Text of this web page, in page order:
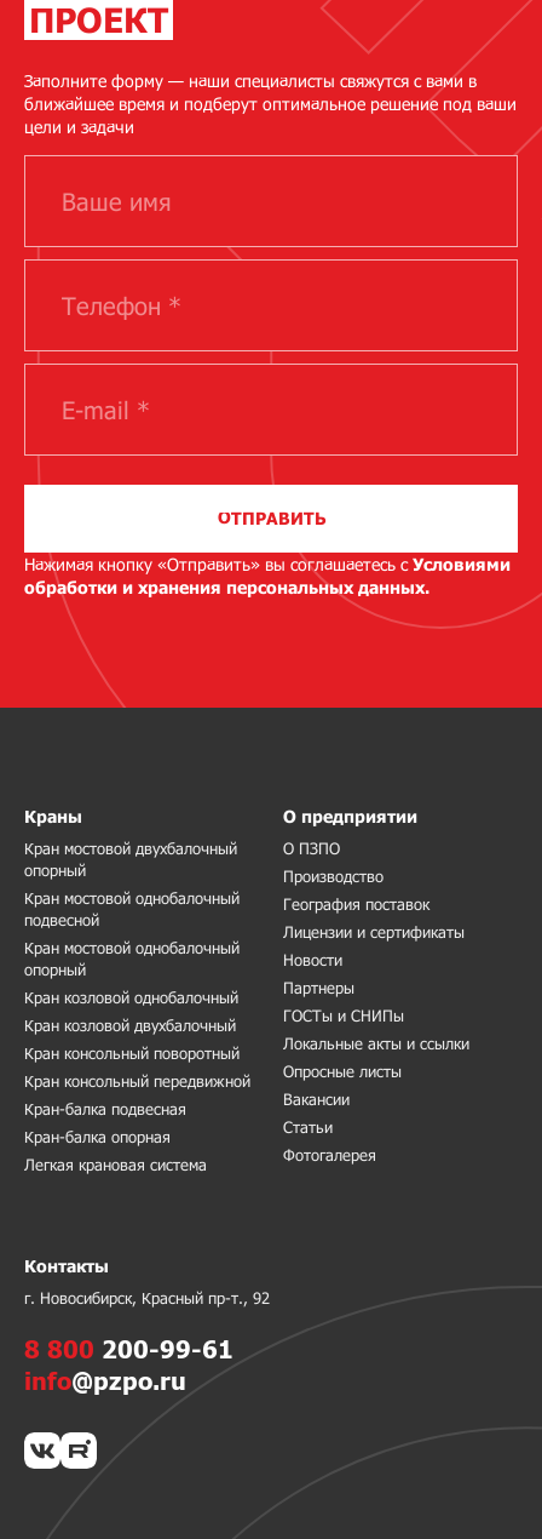
ПРОЕКТ
Заполните форму — наши специалисты свяжутся с вами в
ближайшее время и подберут оптимальное решение под ваши
цели и задачи
ОТПРАВИТЬ
Нажимая кнопку «Отправить» вы соглашаетесь сУсловиями
обработки и хранения персональных данных.
Краны
Кран мостовой двухбалочный
опорный
Кран мостовой однобалочный
подвесной
Кран мостовой однобалочный
опорный
Кран козловой однобалочный
Кран козловой двухбалочный
Кран консольный поворотный
Кран консольный передвижной
Кран-балка подвесная
Кран-балка опорная
Легкая крановая система
О предприятии
О ПЗПО
Производство
География поставок
Лицензии и сертификаты
Новости
Партнеры
ГОСТы и СНИПы
Локальные акты и ссылки
Опросные листы
Вакансии
Статьи
Фотогалерея
Контакты
г. Новосибирск, Красный пр-т., 92
8 800 200-99-61
info@pzpo.ru